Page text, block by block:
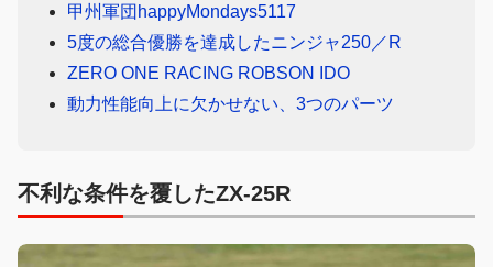
甲州軍団happyMondays5117
5度の総合優勝を達成したニンジャ250／R
ZERO ONE RACING ROBSON IDO
動力性能向上に欠かせない、3つのパーツ
不利な条件を覆したZX-25R